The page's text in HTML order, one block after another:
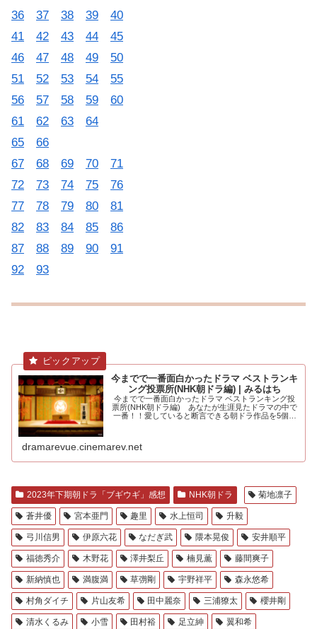
36
37 38 39
40
41
42 43 44
45
46
47 48 49
50
51
52 53 54
55
56
57 58 59
60
61
62 63
64
65
66
67
68 69 70
71
72
73 74 75
76
77
78 79 80
81
82
83 84 85
86
87
88 89 90
91
92
93
今までで一番面白かったドラマ ベストランキ
ング投票所(NHK朝ドラ編) | みるはち
今までで一番面白かったドラマ ベストランキング投
票所(NHK朝ドラ編) あなたが生涯見たドラマの中で
一番！！愛していると断言できる朝ドラ作品を5個選
dramarevue.cinemarev.net
2023年下期朝ドラ「ブギウギ」感想 NHK朝ドラ 菊地凛子
蒼井優 宮本亜門 趣里 水上恒司 升毅
弓川信男 伊原六花 なだぎ武 隈本晃俊 安井順平
福徳秀介 木野花 澤井梨丘 楠見薫 藤間爽子
新納慎也 満腹満 草彅剛 宇野祥平 森永悠希
村角ダイチ 片山友希 田中麗奈 三浦獠太 櫻井剛
清水くるみ 小雪 田村裕 足立紳 翼和希